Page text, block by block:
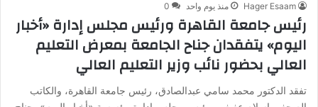
Hager Esaam منذ يوم واحد 0
رئيس جامعة القاهرة ورئيس مجلس إدارة «أخبار
اليوم» يتفقدان جناح الجامعة بمعرض التعليم
العالي بحضور نائب وزير التعليم العالي
تفقد الدكتور محمد سامي عبدالصادق، رئيس جامعة القاهرة، والكاتب